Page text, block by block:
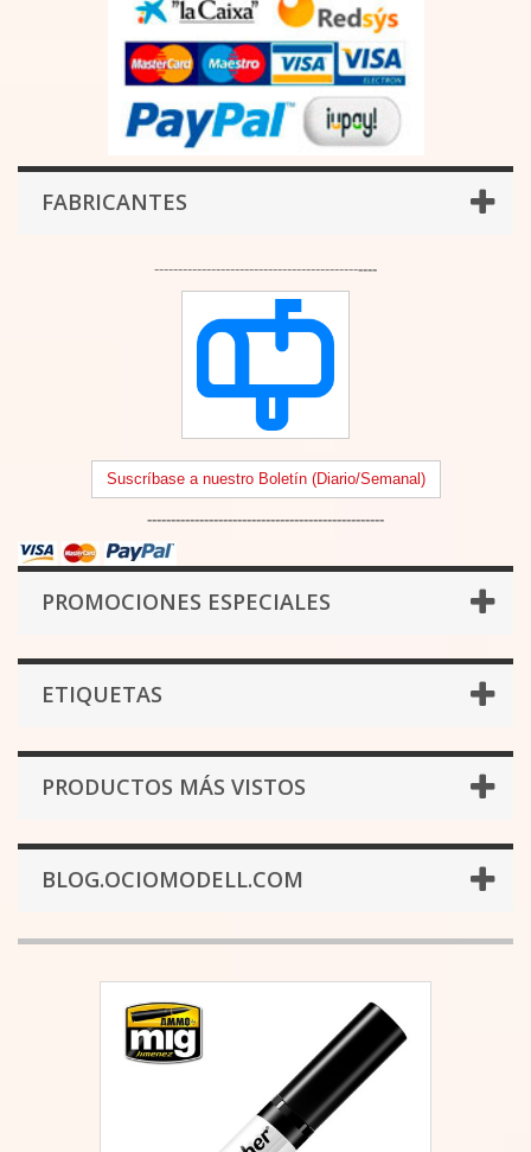
FABRICANTES
-----------------------------------------------
Suscríbase a nuestro Boletín (Diario/Semanal)
--------------------------------------------------
PROMOCIONES ESPECIALES
ETIQUETAS
PRODUCTOS MÁS VISTOS
BLOG.OCIOMODELL.COM